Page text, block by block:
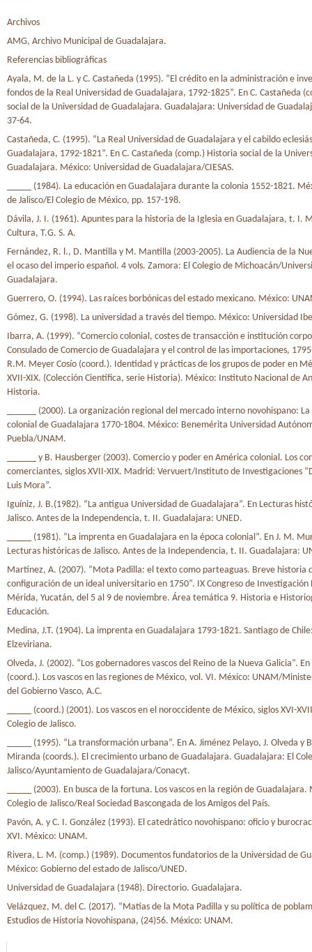
Archivos
AMG, Archivo Municipal de Guadalajara.
Referencias bibliográficas
Ayala, M. de la L. y C. Castañeda (1995). “El crédito en la administración e
fondos de la Real Universidad de Guadalajara, 1792-1825”. En C. Castañeda
social de la Universidad de Guadalajara. Guadalajara: Universidad de
37-64.
Castañeda, C. (1995). “La Real Universidad de Guadalajara y el cabildo
Guadalajara, 1792-1821”. En C. Castañeda (comp.) Historia social de la
Guadalajara. México: Universidad de Guadalajara/CIESAS.
_____ (1984). La educación en Guadalajara durante la colonia 1552-1821.
de Jalisco/El Colegio de México, pp. 157-198.
Dávila, J. I. (1961). Apuntes para la historia de la Iglesia en Guadalajara, t. I.
Cultura, T.G. S. A.
Fernández, R. l., D. Mantilla y M. Mantilla (2003-2005). La Audiencia de la
el ocaso del imperio español. 4 vols. Zamora: El Colegio de Michoacán/
Guadalajara.
Guerrero, O. (1994). Las raíces borbónicas del estado mexicano. México:
Gómez, G. (1998). La universidad a través del tiempo. México: Universidad
Ibarra, A. (1999). “Comercio colonial, costes de transacción e institución
Consulado de Comercio de Guadalajara y el control de las importaciones,
R.M. Meyer Cosío (coord.). Identidad y prácticas de los grupos de poder en
XVII-XIX. (Colección Científica, serie Historia). México: Instituto Nacional de
Historia.
______ (2000). La organización regional del mercado interno novohispano:
colonial de Guadalajara 1770-1804. México: Benemérita Universidad
Puebla/UNAM.
______ y B. Hausberger (2003). Comercio y poder en América colonial. Los
comerciantes, siglos XVII-XIX. Madrid: Vervuert/Instituto de Investigaciones
Luis Mora”.
Iguíniz, J. B.(1982). “La antigua Universidad de Guadalajara”. En Lecturas
Jalisco. Antes de la Independencia, t. II. Guadalajara: UNED.
_____ (1981). “La imprenta en Guadalajara en la época colonial”. En J. M.
Lecturas históricas de Jalisco. Antes de la Independencia, t. II. Guadalajara:
Martínez, A. (2007). “Mota Padilla: el texto como parteaguas. Breve historia
configuración de un ideal universitario en 1750”. IX Congreso de Investigación
Mérida, Yucatán, del 5 al 9 de noviembre. Área temática 9. Historia e
Educación.
Medina, J.T. (1904). La imprenta en Guadalajara 1793-1821. Santiago de
Elzeviriana.
Olveda, J. (2002). “Los gobernadores vascos del Reino de la Nueva Galicia”.
(coord.). Los vascos en las regiones de México, vol. VI. México: UNAM/
del Gobierno Vasco, A.C.
_____ (coord.) (2001). Los vascos en el noroccidente de México, siglos XVI-
Colegio de Jalisco.
_____ (1995). “La transformación urbana”. En A. Jiménez Pelayo, J. Olveda y
Miranda (coords.). El crecimiento urbano de Guadalajara. Guadalajara: El
Jalisco/Ayuntamiento de Guadalajara/Conacyt.
_____ (2003). En busca de la fortuna. Los vascos en la región de Guadalajara.
Colegio de Jalisco/Real Sociedad Bascongada de los Amigos del País.
Pavón, A. y C. I. González (1993). El catedrático novohispano: oficio y
XVI. México: UNAM.
Rivera, L. M. (comp.) (1989). Documentos fundatorios de la Universidad de
México: Gobierno del estado de Jalisco/UNED.
Universidad de Guadalajara (1948). Directorio. Guadalajara.
Velázquez, M. del C. (2017). “Matías de la Mota Padilla y su política de
Estudios de Historia Novohispana, (24)56. México: UNAM.